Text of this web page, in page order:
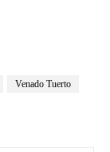
Venado Tuerto